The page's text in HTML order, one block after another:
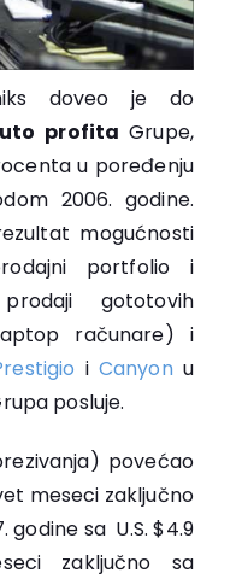
doveo je do
profitaGrupe,
u poređenju
2006. godine.
mogućnosti
portfolio i
gototovih
računare) i
i Canyonu
posluje.
povećao
meseci zaključno
sa U.S. $4.9
zaključno sa